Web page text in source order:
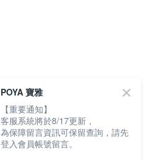
POYA 寶雅
【重要通知】
客服系統將於8/17更新，
為保障留言資訊可保留查詢，請先
登入會員帳號留言。